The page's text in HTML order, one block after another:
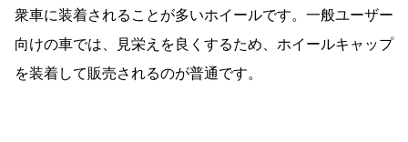
衆車に装着されることが多いホイールです。一般ユーザー
向けの車では、見栄えを良くするため、ホイールキャップ
を装着して販売されるのが普通です。